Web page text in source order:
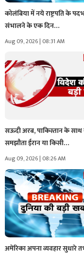
कोलंबिया में नये राष्ट्रपति के
संभालने के एक दिन…
Aug 09, 2026 | 08:31 AM
सऊदी अरब, पाकिस्तान के साथ
समझौता ईरान या किसी…
Aug 09, 2026 | 08:26 AM
अमेरिका अपना व्यवहार सुधारे